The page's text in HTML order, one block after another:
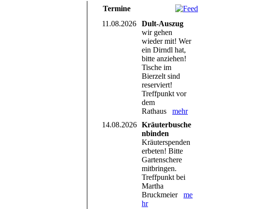
Termine
11.08.2026
Dult-Auszug
wir gehen
wieder mit! Wer
ein Dirndl hat,
bitte anziehen!
Tische im
Bierzelt sind
reserviert!
Treffpunkt vor
dem
Rathaus mehr
14.08.2026 Kräuterbusche
nbinden
Kräuterspenden
erbeten! Bitte
Gartenschere
mitbringen.
Treffpunkt bei
Martha
Bruckmeier me
hr